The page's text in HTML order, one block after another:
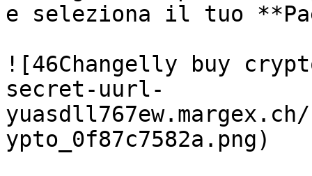
e seleziona il tuo
![46Changelly buy
secret-uurl-
ypto_0f87c7582a.png)